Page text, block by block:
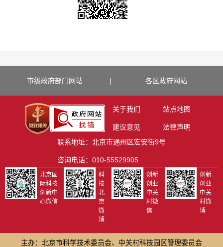
市级政府部门网站 | 各区政府网站
关于我们 站点地图
建议意见
法律声明
联系地址：北京市通州区宏安街9号
咨询电话：010-55529905
北京国
际科技
创新中
心微信
科
技
北
京
微
博
创新
创业
中关
村微
信
创新
创业
中关
村微
博
主办：北京市科学技术委员会、中关村科技园区管理委员会